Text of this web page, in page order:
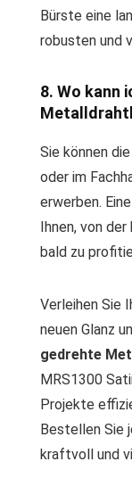
Bürste eine
robusten und
8. Wo kann
Sie können
oder im
erwerben.
Ihnen, von
bald zu
Verleihen Sie
neuen Glanz
gedrehte
MRS1300
Projekte
Bestellen Sie
kraftvoll und